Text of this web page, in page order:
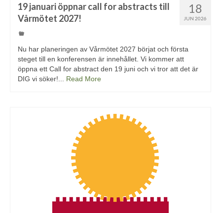
18
JUN 2026
19 januari öppnar call for abstracts till
Vårmötet 2027!
Nu har planeringen av Vårmötet 2027 börjat och första
steget till en konferensen är innehållet. Vi kommer att
öppna ett Call for abstract den 19 juni och vi tror att det är
DIG vi söker!... Read More